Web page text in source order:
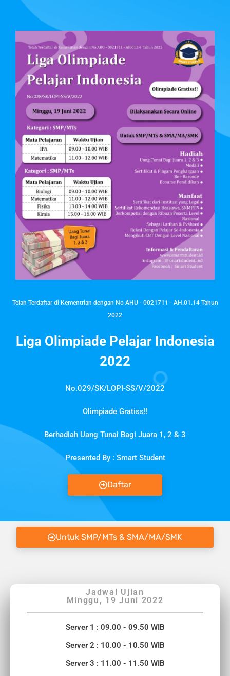
Telah Terdaftar di Kementrian dengan No AHU - 0021711 - AH.01.14 Tahun
2022
Liga Olimpiade Pelajar Indonesia
2022
No.029/SK/LOPI-SS/V/2022
Olimpiade Gratiss!!
Berhadiah Uang Tunai Bagi Juara 1, 2 & 3
Presented By : Smart Student
Daftar
Untuk SMP/MTs & SMA/MA/SMK
Jadwal Ujian
Minggu, 19 Juni 2022
Server 1 : 09.00 - 09.50 WIB
Server 2 : 10.00 - 10.50 WIB
Server 3 : 11.00 - 11.50 WIB